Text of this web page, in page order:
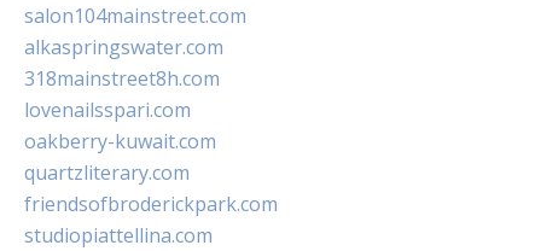
salon104mainstreet.com
alkaspringswater.com
318mainstreet8h.com
lovenailsspari.com
oakberry-kuwait.com
quartzliterary.com
friendsofbroderickpark.com
studiopiattellina.com